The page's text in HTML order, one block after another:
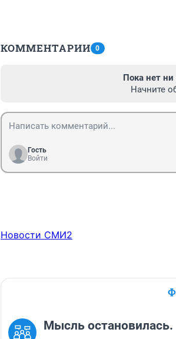
КОММЕНТАРИИ 0
Пока нет ни
Начните
Гость
Войти
Новости СМИ2
Мысль остановилась.